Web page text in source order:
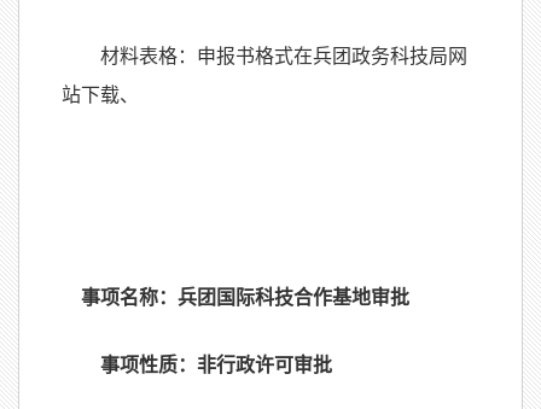
材料表格：申报书格式在兵团政务科技局网
站下载、
事项名称：兵团国际科技合作基地审批
事项性质：非行政许可审批